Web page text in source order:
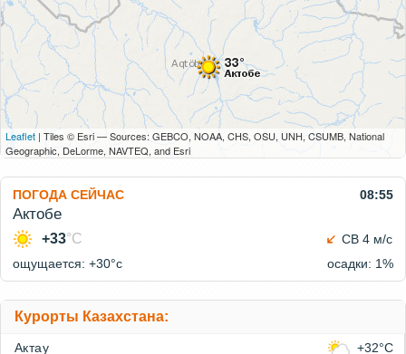
Leaflet | Tiles © Esri — Sources: GEBCO, NOAA, CHS, OSU, UNH, CSUMB, National
Geographic, DeLorme, NAVTEQ, and Esri
ПОГОДА СЕЙЧАС 08:55
Актобе
+33°C
СВ 4 м/с
ощущается: +30°c
осадки: 1%
Курорты Казахстана:
Актау +32°C